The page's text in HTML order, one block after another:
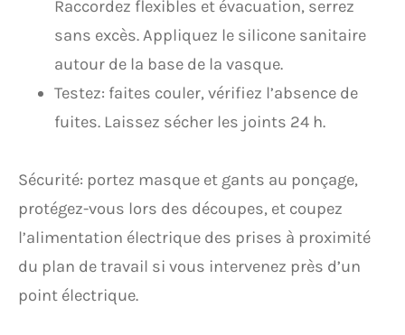
Raccordez flexibles et évacuation, serrez
sans excès. Appliquez le silicone sanitaire
autour de la base de la vasque.
Testez: faites couler, vérifiez l’absence de
fuites. Laissez sécher les joints 24 h.
Sécurité: portez masque et gants au ponçage,
protégez-vous lors des découpes, et coupez
l’alimentation électrique des prises à proximité
du plan de travail si vous intervenez près d’un
point électrique.